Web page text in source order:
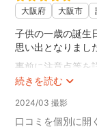
大阪府 大阪市
続きを読む
子供の一歳の誕生
思い出となりまし
事前に注意点等を
になりました。ま
こちらは一歳の子
無理せず撮影をす
2024/03 撮影
口コミを個別に開く